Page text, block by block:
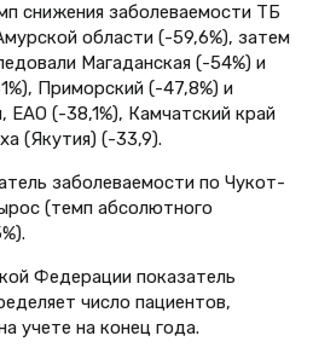
снижения заболеваемости ТБ
области (-59,6%), затем
Магаданская (-54%) и
Приморский (-47,8%) и
ЕАО (-38,1%), Камчатский край
(Якутия) (-33,9).
заболеваемости по Чукот­
(темп абсолютного
Федерации показатель
число пациентов,
учете на конец года.